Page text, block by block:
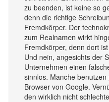
zu beenden, ist keine so
denn die richtige
Fremdkörper. Der
zum Realnamen wirkt
Fremdkörper, denn dort
Und nein, angesichts der
Unternehmen einen
sinnlos. Manche
Browser von Google.
den wirklich nicht